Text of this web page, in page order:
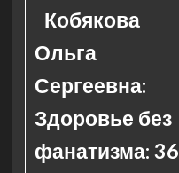
Кобякова
Ольга
Сергеевна:
Здоровье без
фанатизма: 36